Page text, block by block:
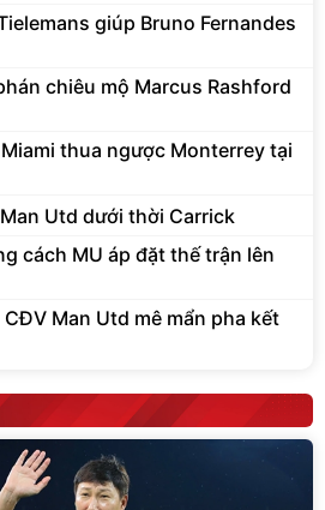
giúp Bruno Fernandes
chiêu mộ Marcus Rashford
thua ngược Monterrey tại
Utd dưới thời Carrick
cách MU áp đặt thế trận lên
Man Utd mê mẩn pha kết